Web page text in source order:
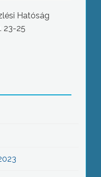
Hatóság
23-25